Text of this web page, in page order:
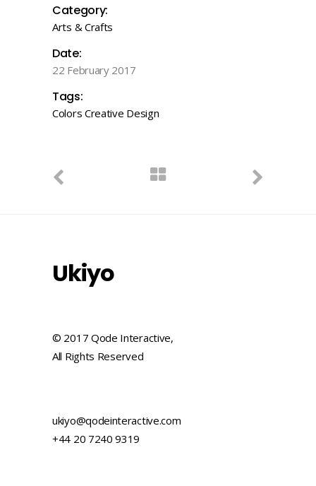
Category:
Arts & Crafts
Date:
22 February 2017
Tags:
Colors Creative Design
Ukiyo
© 2017 Qode Interactive,
All Rights Reserved
ukiyo@qodeinteractive.com
+44 20 7240 9319